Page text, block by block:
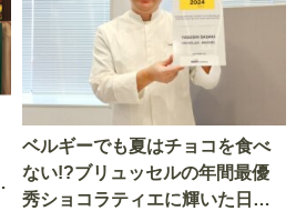
ベルギーでも夏はチョコを食べ
ない!?ブリュッセルの年間最優
秀ショコラティエに輝いた日本